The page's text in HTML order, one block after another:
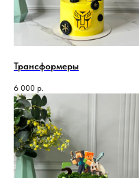
Трансформеры
6 000 р.